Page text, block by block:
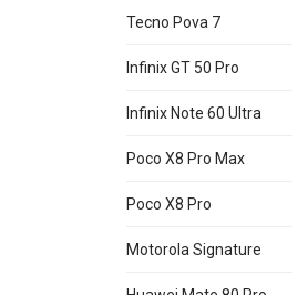
Tecno Pova 7
Infinix GT 50 Pro
Infinix Note 60 Ultra
Poco X8 Pro Max
Poco X8 Pro
Motorola Signature